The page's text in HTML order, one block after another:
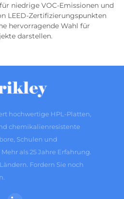
niedrige VOC-Emissionen und
LEED-Zertifizierungspunkten
hervorragende Wahl für
darstellen.
hochwertige HPL-Platten,
chemikalienresistente
Schulen und
als 25 Jahre Erfahrung.
Fordern Sie noch